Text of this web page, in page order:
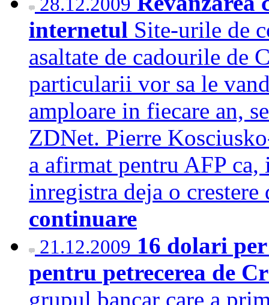
internetul Site-urile de
asaltate de cadourile de
particularii vor sa le
amploare in fiecare an,
ZDNet. Pierre
a afirmat pentru AFP
inregistra deja o
continuare
21.12.2009 16 dolari
pentru petrecerea de
grupul bancar care a